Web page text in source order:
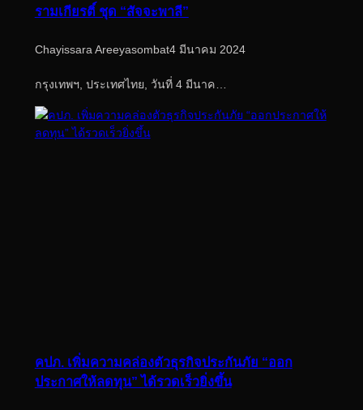
รามเกียรติ์ ชุด “สัจจะพาลี”
Chayissara Areeyasombat4 มีนาคม 2024
กรุงเทพฯ, ประเทศไทย, วันที่ 4 มีนาค…
คปภ. เพิ่มความคล่องตัวธุรกิจประกันภัย “ออก
ประกาศให้ลดทุน” ได้รวดเร็วยิ่งขึ้น